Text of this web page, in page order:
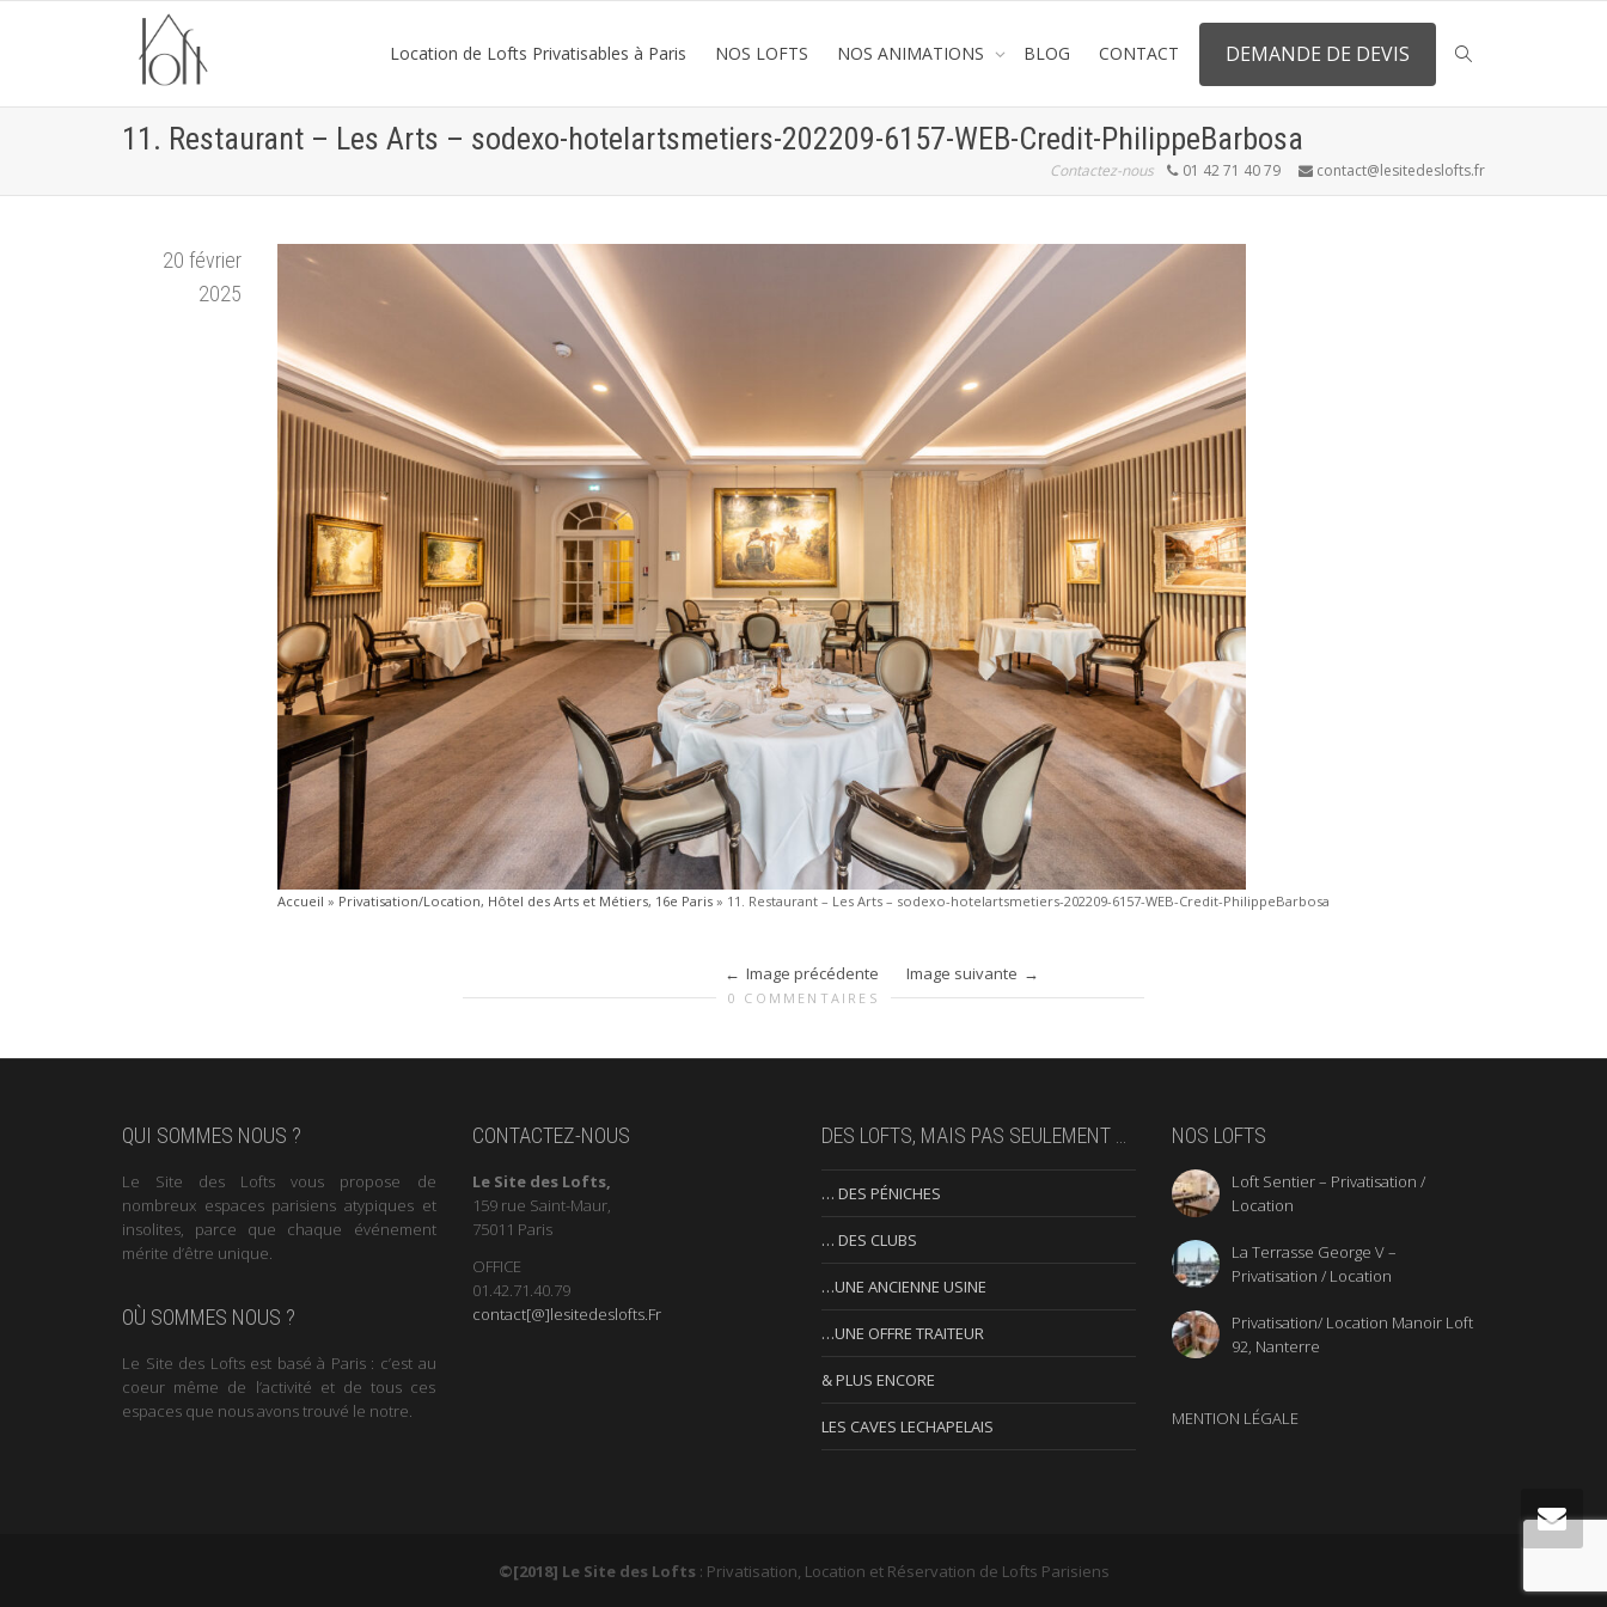
Location de Lofts Privatisables à Paris NOS LOFTS NOS ANIMATIONS BLOG CONTACT DEMANDE DE DEVIS
11. Restaurant – Les Arts – sodexo-hotelartsmetiers-202209-6157-WEB-Credit-PhilippeBarbosa
Contactez-nous 01 42 71 40 79 contact@lesitedeslofts.fr
20 février
2025
Accueil » Privatisation/Location, Hôtel des Arts et Métiers, 16e Paris » 11. Restaurant – Les Arts – sodexo-hotelartsmetiers-202209-6157-WEB-Credit-PhilippeBarbosa
Image précédente Image suivante
0 COMMENTAIRES
QUI SOMMES NOUS ?
Le Site des Lofts vous propose de
nombreux espaces parisiens atypiques et
insolites, parce que chaque événement
mérite d’être unique.
OÙ SOMMES NOUS ?
Le Site des Lofts est basé à Paris : c’est au
coeur même de l’activité et de tous ces
espaces que nous avons trouvé le notre.
CONTACTEZ-NOUS
Le Site des Lofts,
159 rue Saint-Maur,
75011 Paris
OFFICE
01.42.71.40.79
contact[@]lesitedeslofts.Fr
DES LOFTS, MAIS PAS SEULEMENT …
… DES PÉNICHES
… DES CLUBS
…UNE ANCIENNE USINE
…UNE OFFRE TRAITEUR
& PLUS ENCORE
LES CAVES LECHAPELAIS
NOS LOFTS
Loft Sentier – Privatisation /
Location
La Terrasse George V –
Privatisation / Location
Privatisation/ Location Manoir Loft
92, Nanterre
MENTION LÉGALE
©[2018] Le Site des Lofts : Privatisation, Location et Réservation de Lofts Parisiens